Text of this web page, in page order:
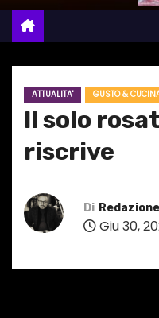
ATTUALITA' GUSTO &
Il solo
riscrive
Di Redazione
Giu 30,